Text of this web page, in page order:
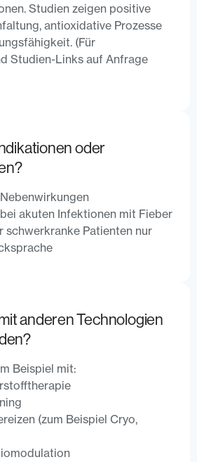
Studien zeigen positive
antioxidative Prozesse
(Für
Studien-Links auf Anfrage
oder
akuten Infektionen mit Fieber
schwerkranke Patienten nur
anderen Technologien
Beispiel mit:
(zum Beispiel Cryo,